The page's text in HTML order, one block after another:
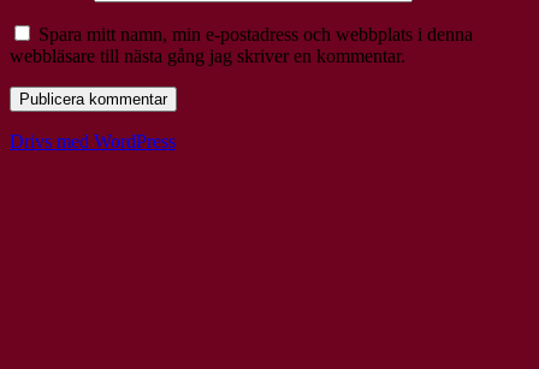
Spara mitt namn, min e-postadress och webbplats i denna
webbläsare till nästa gång jag skriver en kommentar.
Drivs med WordPress